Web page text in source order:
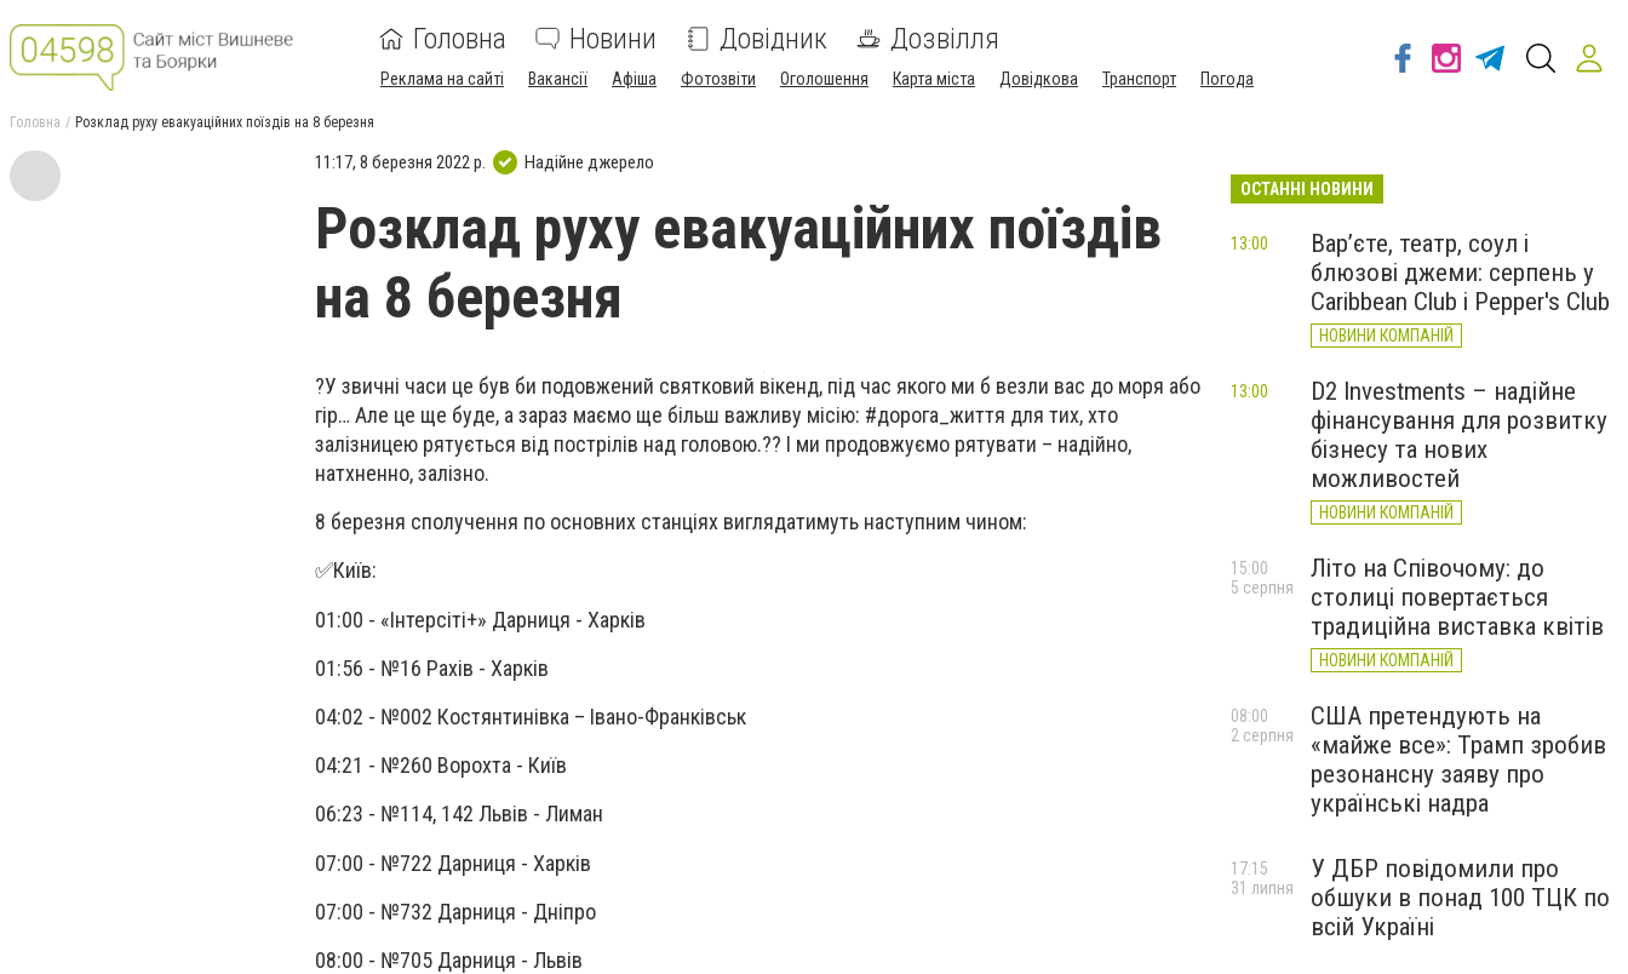
Головна Новини Довідник Дозвілля
Реклама на сайті Вакансії Афіша Фотозвіти Оголошення Карта міста Довідкова Транспорт Погода
Головна Розклад руху евакуаційних поїздів на 8 березня
11:17, 8 березня 2022 р. Надійне джерело
Розклад руху евакуаційних поїздів
на 8 березня
?У звичні часи це був би подовжений святковий вікенд, під час якого ми б везли вас до моря або
гір… Але це ще буде, а зараз маємо ще більш важливу місію: #дорога_життя для тих, хто
залізницею рятується від пострілів над головою.?? І ми продовжуємо рятувати – надійно,
натхненно, залізно.
8 березня сполучення по основних станціях виглядатимуть наступним чином:
✅Київ:
01:00 - «Інтерсіті+» Дарниця - Харків
01:56 - №16 Рахів - Харків
04:02 - №002 Костянтинівка – Івано-Франківськ
04:21 - №260 Ворохта - Київ
06:23 - №114, 142 Львів - Лиман
07:00 - №722 Дарниця - Харків
07:00 - №732 Дарниця - Дніпро
08:00 - №705 Дарниця - Львів
ОСТАННІ НОВИНИ
Вар’єте, театр, соул і
блюзові джеми: серпень у
Caribbean Club і Pepper's Club
НОВИНИ КОМПАНІЙ
13:00
D2 Investments – надійне
фінансування для розвитку
бізнесу та нових
можливостей
НОВИНИ КОМПАНІЙ
13:00
Літо на Співочому: до
столиці повертається
традиційна виставка квітів
НОВИНИ КОМПАНІЙ
15:00
5 серпня
США претендують на
«майже все»: Трамп зробив
резонансну заяву про
українські надра
08:00
2 серпня
У ДБР повідомили про
обшуки в понад 100 ТЦК по
всій Україні
17:15
31 липня